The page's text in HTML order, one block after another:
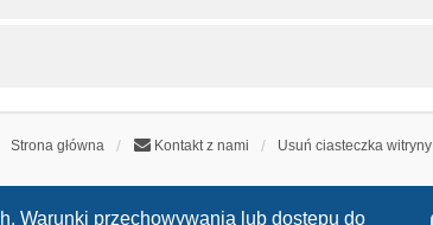
Warunki przechowywania lub dostępu do
Strona główna Kontakt z nami Usuń ciasteczka witryny